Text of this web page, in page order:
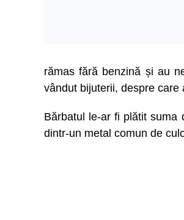
rămas fără benzină și au
vândut bijuterii, despre care
Bărbatul le-ar fi plătit suma
dintr-un metal comun de